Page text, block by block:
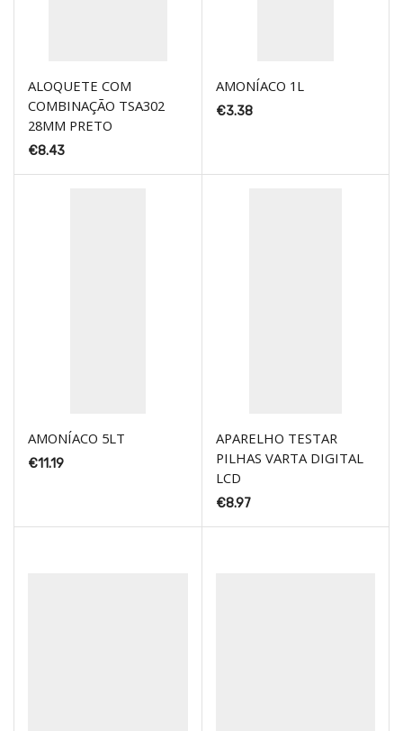
ALOQUETE COM
COMBINAÇÃO TSA302
28MM PRETO
€8.43
AMONÍACO 1L
€3.38
AMONÍACO 5LT
€11.19
APARELHO TESTAR
PILHAS VARTA DIGITAL
LCD
€8.97